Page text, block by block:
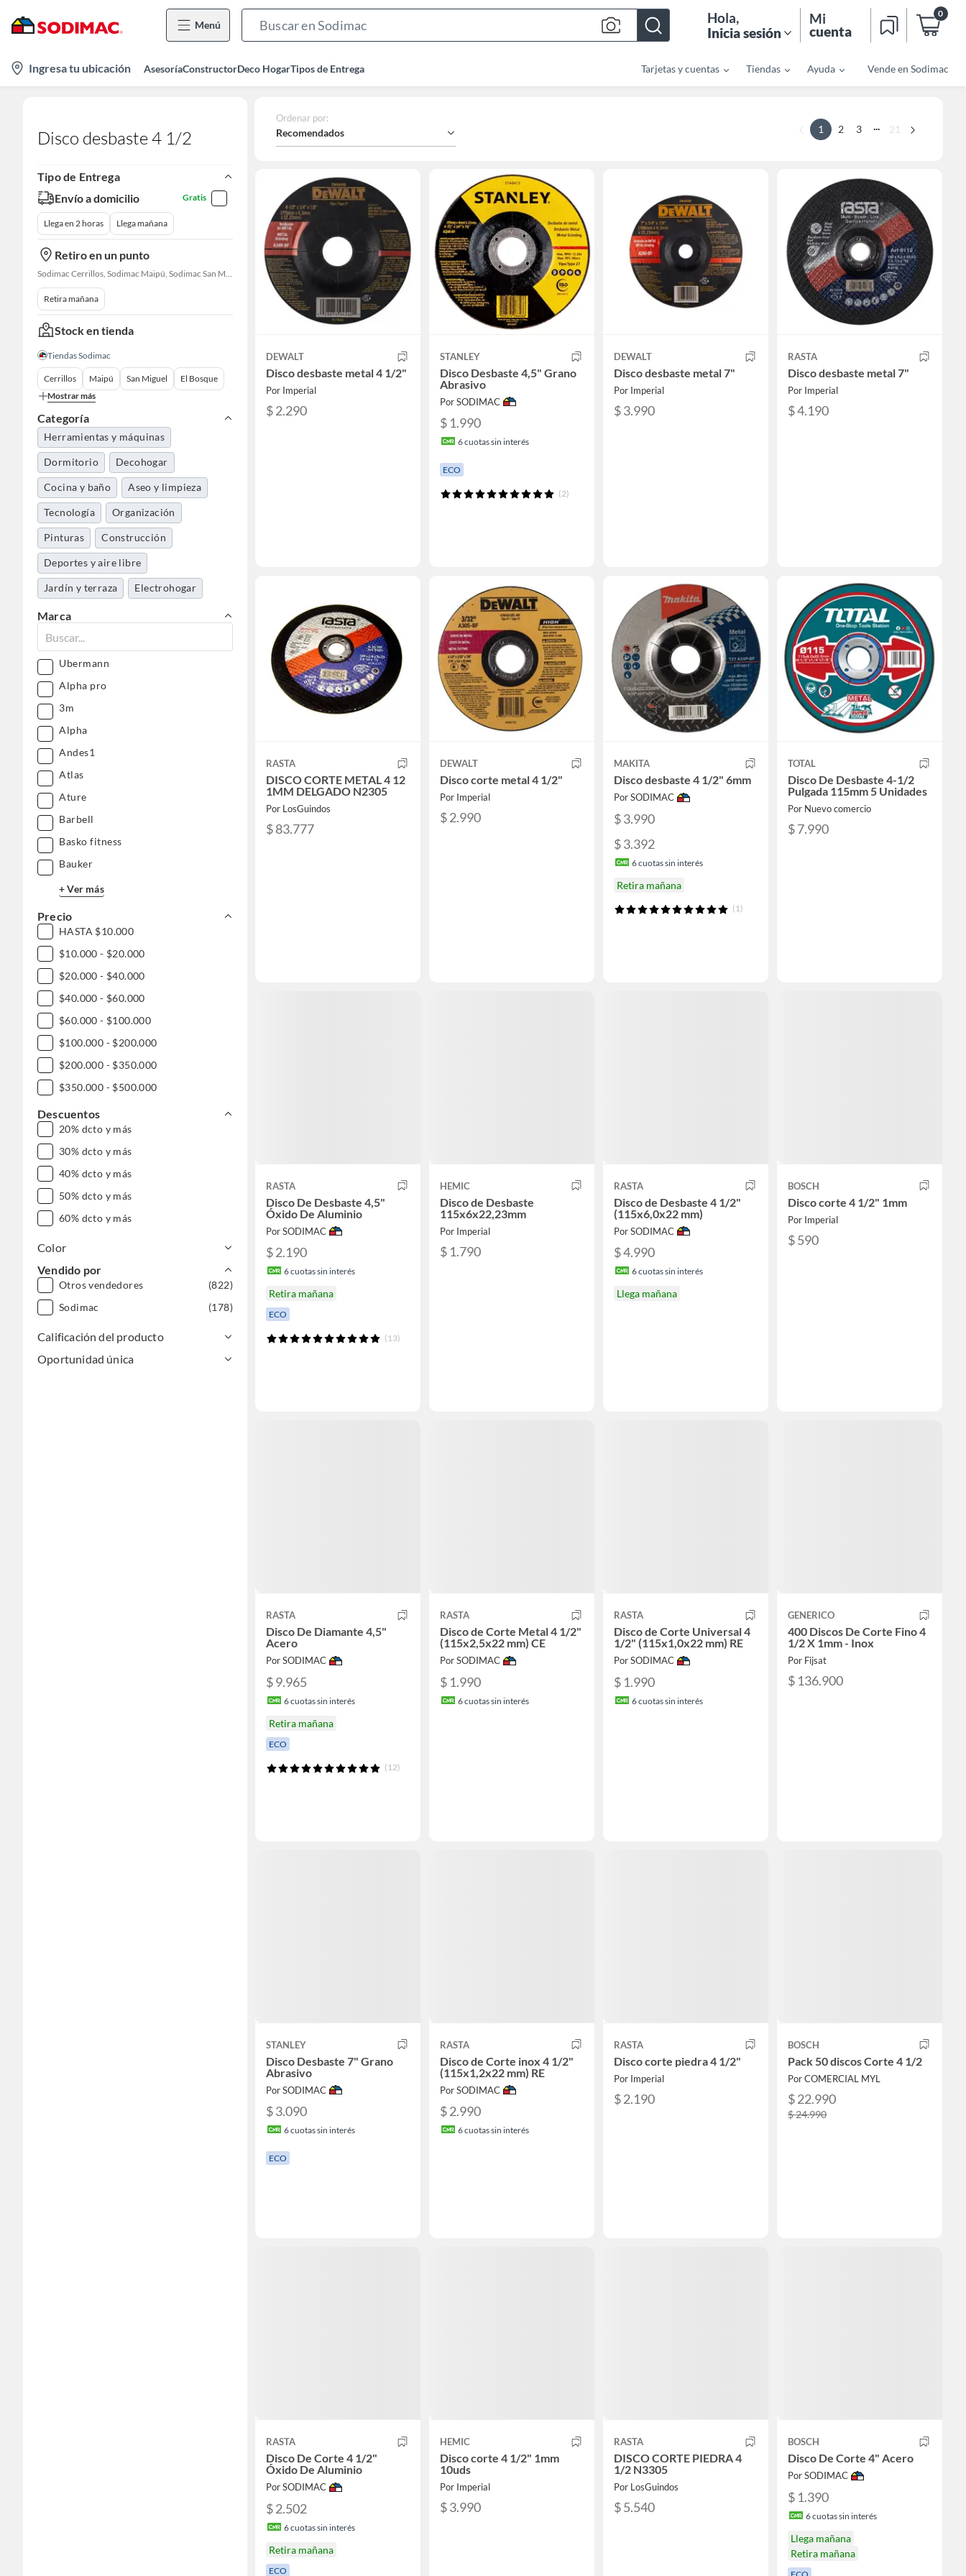
Menú
Bar
Hola,
Inicia sesión
Mi
cuenta
0
location-
icon
Ingresa tu ubicación AsesoríaConstructorDeco HogarTipos de Entrega Tarjetas y cuentas Tiendas Ayuda Vende en Sodimac
Disco desbaste 4 1/2
Tipo de Entrega
Envío a domicilio
Gratis
Llega en 2 horas Llega mañana
Retiro en un punto
Sodimac Cerrillos, Sodimac Maipú, Sodimac San Miguel, Sodimac El Bosque, Sodimac San Bernardo, Constructor Cantagallo, Sodimac Talagante, Sodimac San Fernando
Retira mañana
Stock en tienda
Tiendas Sodimac
Cerrillos Maipú San Miguel
El Bosque
Mostrar más
Categoría
Herramientas y máquinas
Dormitorio Decohogar
Cocina y baño Aseo y limpieza
Tecnología Organización
Pinturas Construcción
Deportes y aire libre
Jardín y terraza Electrohogar
Ferretería
Belleza, higiene y salud
Niños y juguetería
Librería y celebraciones
Accesorios moda
Mascotas
Marca
Ubermann
Alpha pro
3m
Alpha
Andes1
Atlas
Ature
Barbell
Basko fitness
Bauker
+ Ver más
Precio
HASTA $10.000
$10.000 - $20.000
$20.000 - $40.000
$40.000 - $60.000
$60.000 - $100.000
$100.000 - $200.000
$200.000 - $350.000
$350.000 - $500.000
$500.000 - $1.000.000
DESDE $1.000.000
Descuentos
20% dcto y más
30% dcto y más
40% dcto y más
50% dcto y más
60% dcto y más
Color
Vendido por
Otros vendedores
(822)
Sodimac
(178)
Calificación del producto
Oportunidad única
Ordenar por:
Recomendados 1 2 3 ... 21
DEWALT
Disco desbaste metal 4 1/2"
Por Imperial
$ 2.290
STANLEY
Disco Desbaste 4,5" Grano
Abrasivo
Por SODIMAC
$ 1.990
6cuotas sin interés
ECO
(2)
DEWALT
Disco desbaste metal 7"
Por Imperial
$ 3.990
RASTA
Disco desbaste metal 7"
Por Imperial
$ 4.190
RASTA
DISCO CORTE METAL 4 12
1MM DELGADO N2305
Por LosGuindos
$ 83.777
DEWALT
Disco corte metal 4 1/2"
Por Imperial
$ 2.990
MAKITA
Disco desbaste 4 1/2" 6mm
Por SODIMAC
$ 3.990
$ 3.392
6cuotas sin interés
Retira mañana
(1)
TOTAL
Disco De Desbaste 4-1/2
Pulgada 115mm 5 Unidades
Por Nuevo comercio
$ 7.990
RASTA
Disco De Desbaste 4,5"
Óxido De Aluminio
Por SODIMAC
$ 2.190
6cuotas sin interés
Retira mañana
ECO
(13)
HEMIC
Disco de Desbaste
115x6x22,23mm
Por Imperial
$ 1.790
RASTA
Disco de Desbaste 4 1/2"
(115x6,0x22 mm)
Por SODIMAC
$ 4.990
6cuotas sin interés
Llega mañana
BOSCH
Disco corte 4 1/2" 1mm
Por Imperial
$ 590
RASTA
Disco De Diamante 4,5"
Acero
Por SODIMAC
$ 9.965
6cuotas sin interés
Retira mañana
ECO
(12)
RASTA
Disco de Corte Metal 4 1/2"
(115x2,5x22 mm) CE
Por SODIMAC
$ 1.990
6cuotas sin interés
RASTA
Disco de Corte Universal 4
1/2" (115x1,0x22 mm) RE
Por SODIMAC
$ 1.990
6cuotas sin interés
GENERICO
400 Discos De Corte Fino 4
1/2 X 1mm - Inox
Por Fijsat
$ 136.900
STANLEY
Disco Desbaste 7" Grano
Abrasivo
Por SODIMAC
$ 3.090
6cuotas sin interés
ECO
RASTA
Disco de Corte inox 4 1/2"
(115x1,2x22 mm) RE
Por SODIMAC
$ 2.990
6cuotas sin interés
RASTA
Disco corte piedra 4 1/2"
Por Imperial
$ 2.190
BOSCH
Pack 50 discos Corte 4 1/2
Por COMERCIAL MYL
$ 22.990
$ 24.990
RASTA
Disco De Corte 4 1/2"
Óxido De Aluminio
Por SODIMAC
$ 2.502
6cuotas sin interés
Retira mañana
ECO
HEMIC
Disco corte 4 1/2" 1mm
10uds
Por Imperial
$ 3.990
RASTA
DISCO CORTE PIEDRA 4
1/2 N3305
Por LosGuindos
$ 5.540
BOSCH
Disco De Corte 4" Acero
Por SODIMAC
$ 1.390
6cuotas sin interés
Llega mañana
Retira mañana